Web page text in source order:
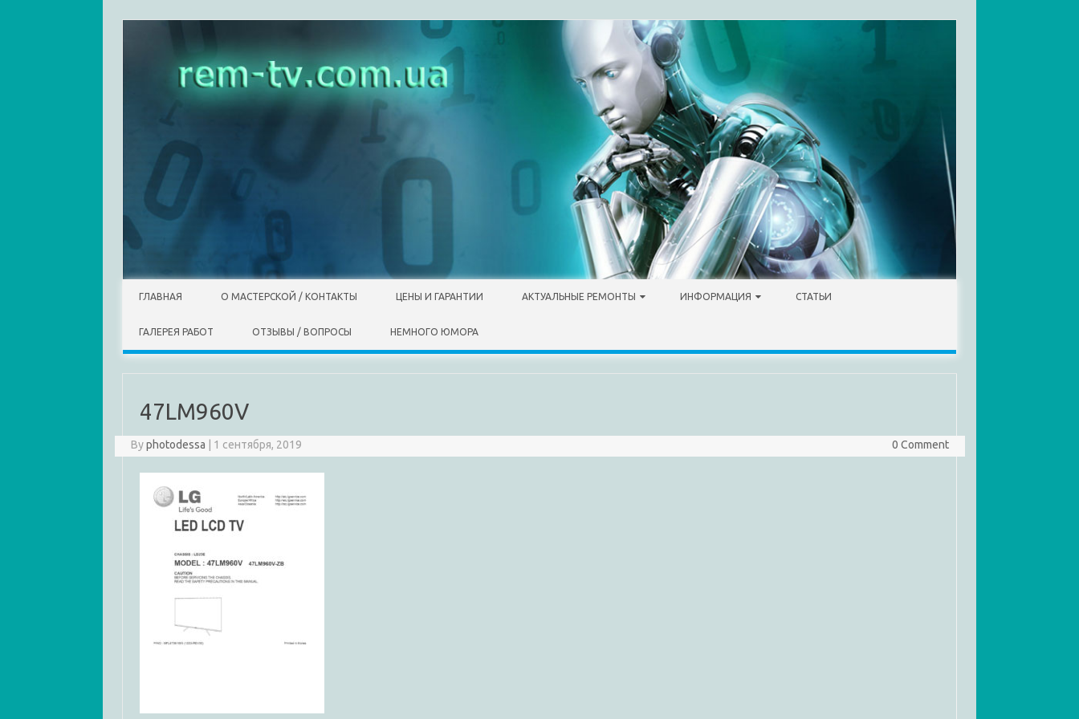
ГЛАВНАЯ О МАСТЕРСКОЙ / КОНТАКТЫ ЦЕНЫ И ГАРАНТИИ АКТУАЛЬНЫЕ РЕМОНТЫ ИНФОРМАЦИЯ СТАТЬИ
ГАЛЕРЕЯ РАБОТ ОТЗЫВЫ / ВОПРОСЫ НЕМНОГО ЮМОРА
47LM960V
Byphotodessa 1 сентября, 2019 0 Comment